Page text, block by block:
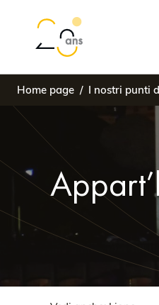
Home page I nostri punti